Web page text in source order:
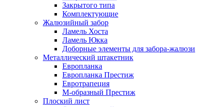
Закрытого типа
Комплектующие
Жалюзийный забор
Ламель Хоста
Ламель Юкка
Доборные элементы для забора-жалюзи
Металлический штакетник
Европланка
Европланка Престиж
Евротрапеция
М-образный Престиж
Плоский лист